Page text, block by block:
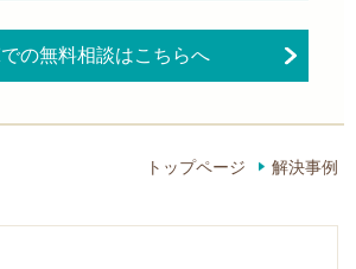
の無料相談はこちらへ
トップページ 解決事例